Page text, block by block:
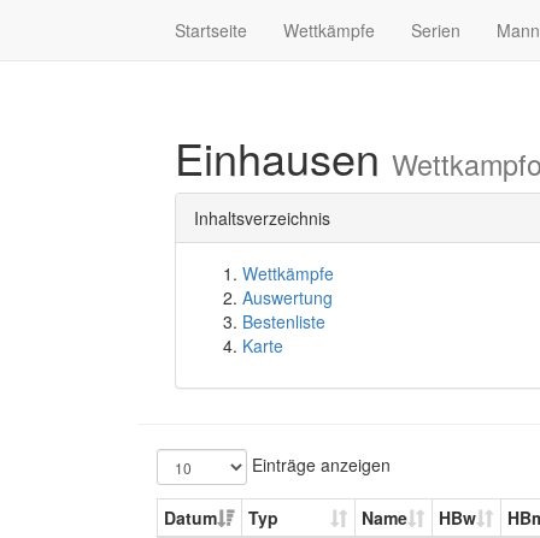
Startseite Wettkämpfe Serien
Einhausen
Inhaltsverzeichnis
Wettkämpfe
Auswertung
Bestenliste
Karte
Einträge anzeigen
Datum Typ Name HBw